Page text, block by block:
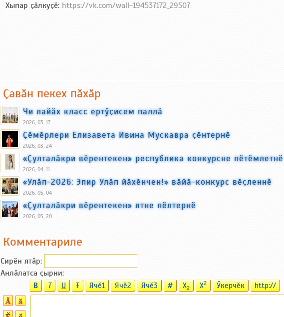
Хыпар ҫӑлкуҫӗ: https://vk.com/wall-194537172_29507
Ҫавӑн пекех пӑхӑр
Чи лайӑх класс ертӳҫисем паллӑ
2026, 03, 17
Ҫӗмӗрлери Елизавета Ивина Мускавра ҫӗнтернӗ
2026, 03, 24
«Ҫулталӑкри вӗрентекен» республика конкурсне пӗтӗмлетнӗ
2026, 04, 11
«Улӑп-2026: Эпир Улӑп йӑхӗнчен!» вӑйӑ-конкурс вӗҫленнӗ
2026, 05, 04
«Ҫулталӑкри вӗрентекен» ятне пӗлтернӗ
2026, 05, 20
Комментариле
Сирӗн ятӑp:
Анлӑлатса ҫырни:
B T U T Ячӗ1 Ячӗ2 Ячӗ3 # X2 X2 Ӳкерчӗк http://